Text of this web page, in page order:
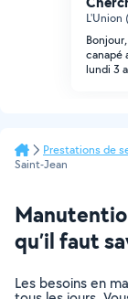
L'Union
canapé
lundi 3
Prestations de
Saint-Jean
qu’il faut
Les besoins en